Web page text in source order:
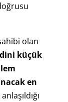
olan
küçük
en